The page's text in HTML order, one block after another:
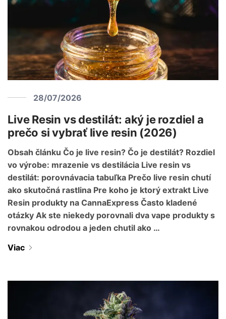
28/07/2026
Live Resin vs destilát: aký je rozdiel a
prečo si vybrať live resin (2026)
Obsah článku Čo je live resin? Čo je destilát? Rozdiel
vo výrobe: mrazenie vs destilácia Live resin vs
destilát: porovnávacia tabuľka Prečo live resin chutí
ako skutočná rastlina Pre koho je ktorý extrakt Live
Resin produkty na CannaExpress Často kladené
otázky Ak ste niekedy porovnali dva vape produkty s
rovnakou odrodou a jeden chutil ako …
Viac